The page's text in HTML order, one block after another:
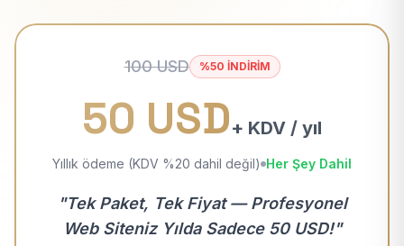
100 USD %50 İNDİRİM
50 USD+ KDV / yıl
Yıllık ödeme (KDV %20 dahil değil) Her Şey Dahil
"Tek Paket, Tek Fiyat — Profesyonel
Web Siteniz Yılda Sadece 50 USD!"